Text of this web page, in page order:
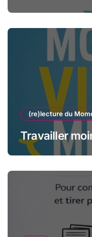
(re)lecture du
Travailler